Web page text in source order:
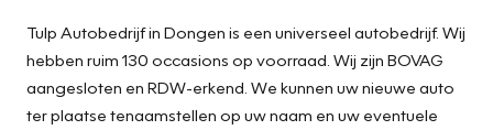
Tulp Autobedrijf in Dongen is een universeel autobedrijf. Wij
hebben ruim 130 occasions op voorraad. Wij zijn BOVAG
aangesloten en RDW-erkend. We kunnen uw nieuwe auto
ter plaatse tenaamstellen op uw naam en uw eventuele